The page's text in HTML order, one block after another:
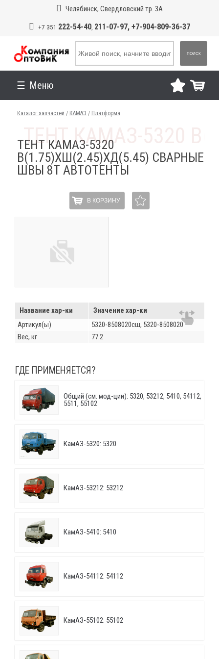
Челябинск, Свердловский тр. 3А
+7 351 222-54-40, 211-07-97, +7-904-809-36-37
ПОИСК
Меню
Каталог запчастей / КАМАЗ / Платформа
ТЕНТ КАМАЗ-5320
В(1.75)ХШ(2.45)ХД(5.45) СВАРНЫЕ
ШВЫ 8Т АВТОТЕНТЫ
В КОРЗИНУ
Название хар-ки
Значение хар-ки
Артикул(ы)
5320-8508020сш, 5320-8508020
Вес, кг
77.2
ГДЕ ПРИМЕНЯЕТСЯ?
Общий (см. мод-ции): 5320, 53212, 5410, 54112,
5511, 55102
КамАЗ-5320: 5320
КамАЗ-53212: 53212
КамАЗ-5410: 5410
КамАЗ-54112: 54112
КамАЗ-55102: 55102